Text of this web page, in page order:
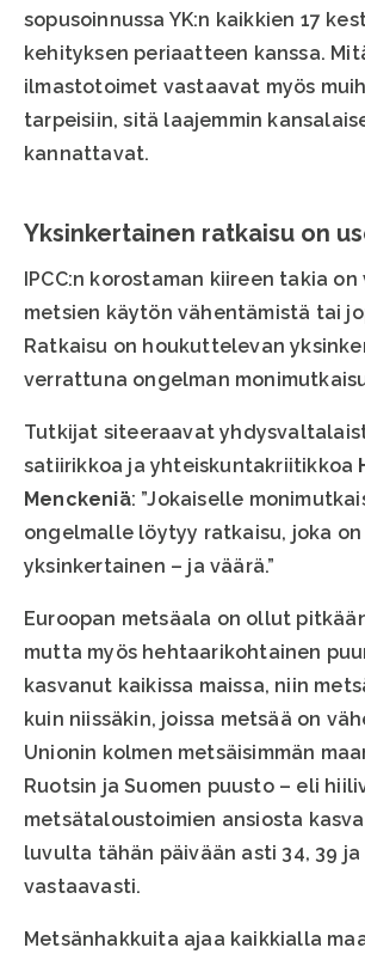
sopusoinnussa YK:n kaikkien 17
kehityksen periaatteen kanssa.
ilmastotoimet vastaavat myös
tarpeisiin, sitä laajemmin
kannattavat.
Yksinkertainen ratkaisu on
IPCC:n korostaman kiireen takia
metsien käytön vähentämistä tai
Ratkaisu on houkuttelevan
verrattuna ongelman
Tutkijat siteeraavat
satiirikkoa ja yhteiskuntakriitikkoa
Menckeniä: ”Jokaiselle
ongelmalle löytyy ratkaisu, joka on
yksinkertainen – ja väärä.”
Euroopan metsäala on ollut
mutta myös hehtaarikohtainen
kasvanut kaikissa maissa, niin
kuin niissäkin, joissa metsää on
Unionin kolmen metsäisimmän
Ruotsin ja Suomen puusto – eli
metsätaloustoimien ansiosta
luvulta tähän päivään asti 34, 39
vastaavasti.
Metsänhakkuita ajaa kaikkialla